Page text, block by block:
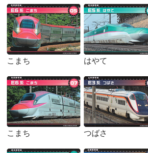
こまち はやて
こまち つばさ